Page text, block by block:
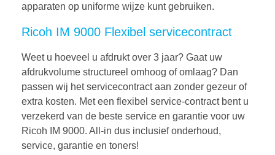
apparaten op uniforme wijze kunt gebruiken.
Ricoh IM 9000 Flexibel servicecontract
Weet u hoeveel u afdrukt over 3 jaar? Gaat uw
afdrukvolume structureel omhoog of omlaag? Dan
passen wij het servicecontract aan zonder gezeur of
extra kosten. Met een flexibel service-contract bent u
verzekerd van de beste service en garantie voor uw
Ricoh IM 9000. All-in dus inclusief onderhoud,
service, garantie en toners!